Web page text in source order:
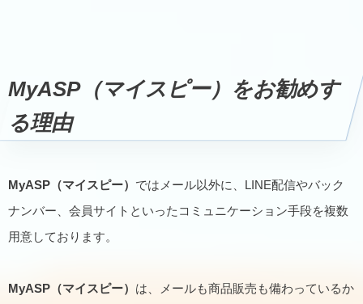
MyASP（マイスピー） をお勧めす
る理由
MyASP（マイスピー） ではメール以外に、LINE配信やバック
ナンバー、会員サイトといったコミュニケーション手段を複数
用意しております。
MyASP（マイスピー） は、メールも商品販売も備わっているか